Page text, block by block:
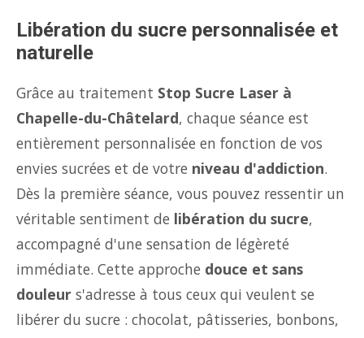
Libération du sucre personnalisée et
naturelle
Grâce au traitement Stop Sucre Laser à
Chapelle-du-Châtelard, chaque séance est
entièrement personnalisée en fonction de vos
envies sucrées et de votre niveau d'addiction.
Dès la première séance, vous pouvez ressentir un
véritable sentiment de libération du sucre,
accompagné d'une sensation de légèreté
immédiate. Cette approche douce et sans
douleur s'adresse à tous ceux qui veulent se
libérer du sucre : chocolat, pâtisseries, bonbons,